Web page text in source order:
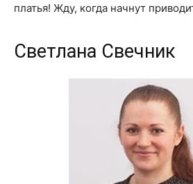
платья! Жду, когда начнут
Светлана Свечник